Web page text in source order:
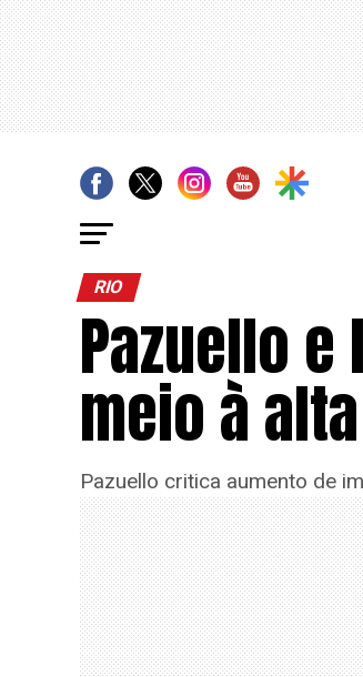
RIO
Pazuello
meio à
Pazuello critica aumento de